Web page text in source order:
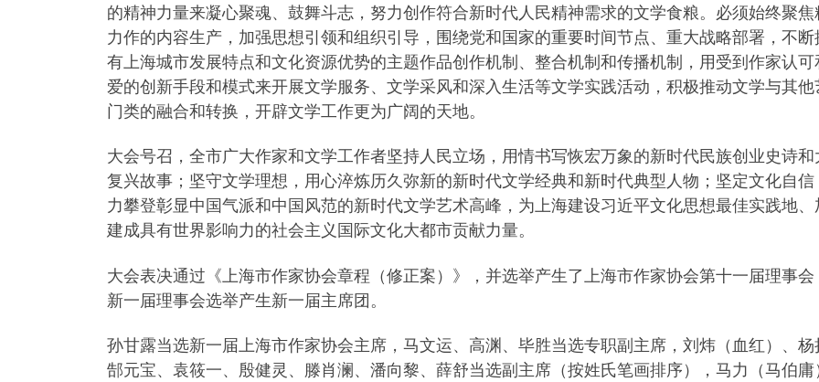
的精神力量来凝心聚魂、鼓舞斗志，努力创作符合新时代人民精神需求的文学食粮。必须始终聚焦
力作的内容生产，加强思想引领和组织引导，围绕党和国家的重要时间节点、重大战略部署，不断
有上海城市发展特点和文化资源优势的主题作品创作机制、整合机制和传播机制，用受到作家认可
爱的创新手段和模式来开展文学服务、文学采风和深入生活等文学实践活动，积极推动文学与其他
门类的融合和转换，开辟文学工作更为广阔的天地。
大会号召，全市广大作家和文学工作者坚持人民立场，用情书写恢宏万象的新时代民族创业史诗和
复兴故事；坚守文学理想，用心淬炼历久弥新的新时代文学经典和新时代典型人物；坚定文化自信
力攀登彰显中国气派和中国风范的新时代文学艺术高峰，为上海建设习近平文化思想最佳实践地、
建成具有世界影响力的社会主义国际文化大都市贡献力量。
大会表决通过《上海市作家协会章程（修正案）》，并选举产生了上海市作家协会第十一届理事会
新一届理事会选举产生新一届主席团。
孙甘露当选新一届上海市作家协会主席，马文运、高渊、毕胜当选专职副主席，刘炜（血红）、杨
郜元宝、袁筱一、殷健灵、滕肖澜、潘向黎、薛舒当选副主席（按姓氏笔画排序），马力（马伯庸